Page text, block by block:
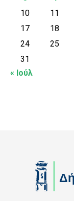
10
11
17
18
24
25
31
« Ιούλ